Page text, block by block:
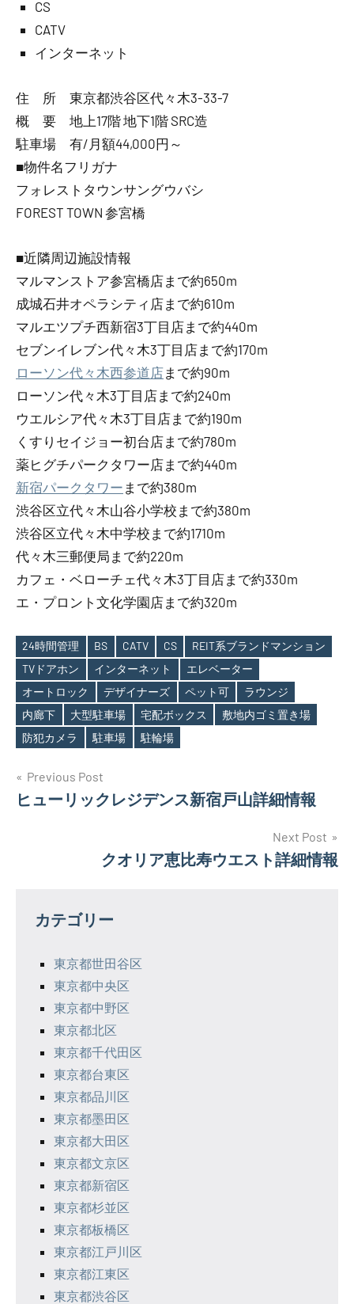
CS
CATV
インターネット
住 所 東京都渋谷区代々木3-33-7
概 要 地上17階 地下1階 SRC造
駐車場 有/月額44,000円～
■物件名フリガナ
フォレストタウンサングウバシ
FOREST TOWN 参宮橋
■近隣周辺施設情報
マルマンストア参宮橋店まで約650m
成城石井オペラシティ店まで約610m
マルエツプチ西新宿3丁目店まで約440m
セブンイレブン代々木3丁目店まで約170m
ローソン代々木西参道店まで約90m
ローソン代々木3丁目店まで約240m
ウエルシア代々木3丁目店まで約190m
くすりセイジョー初台店まで約780m
薬ヒグチパークタワー店まで約440m
新宿パークタワー まで約380m
渋谷区立代々木山谷小学校まで約380m
渋谷区立代々木中学校まで約1710m
代々木三郵便局まで約220m
カフェ・ベローチェ代々木3丁目店まで約330m
エ・プロント文化学園店まで約320m
Tags
24時間管理 BS CATV CS
REIT系ブランドマンション
TVドアホン
インターネット
エレベーター
オートロック
デザイナーズ ペット可
ラウンジ
内廊下
大型駐車場 宅配ボックス
敷地内ゴミ置き場
防犯カメラ
駐車場 駐輪場
投
稿
ー
Previous Post
ヒューリックレジデンス新宿戸山詳細情報
Next Post
クオリア恵比寿ウエスト詳細情報
カテゴリー
東京都世田谷区
東京都中央区
東京都中野区
東京都北区
東京都千代田区
東京都台東区
東京都品川区
東京都墨田区
東京都大田区
東京都文京区
東京都新宿区
東京都杉並区
東京都板橋区
東京都江戸川区
東京都江東区
東京都渋谷区